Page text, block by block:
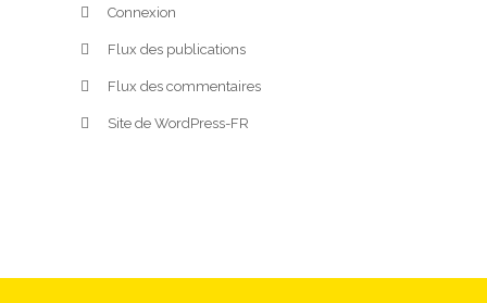
Connexion
Flux des publications
Flux des commentaires
Site de WordPress-FR